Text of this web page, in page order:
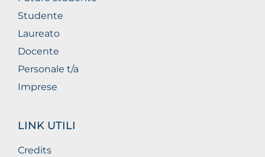
Studente
Laureato
Docente
Personale t/a
Imprese
LINK UTILI
Credits